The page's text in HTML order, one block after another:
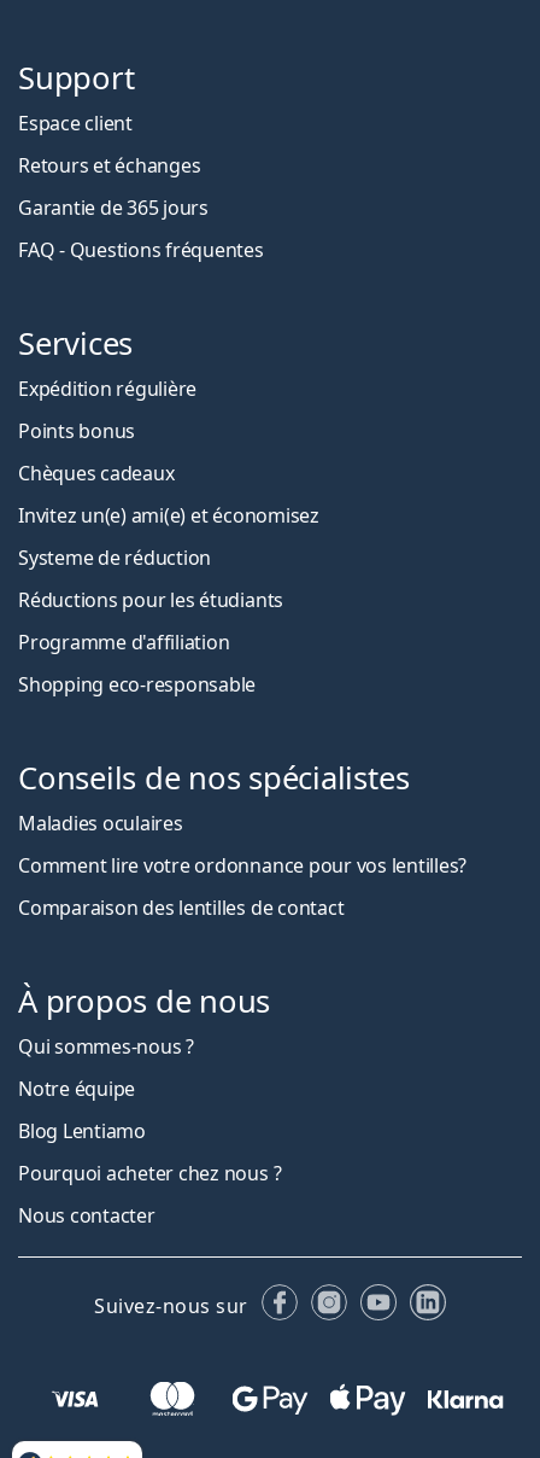
Support
Espace client
Retours et échanges
Garantie de 365 jours
FAQ - Questions fréquentes
Services
Expédition régulière
Points bonus
Chèques cadeaux
Invitez un(e) ami(e) et économisez
Systeme de réduction
Réductions pour les étudiants
Programme d'affiliation
Shopping eco-responsable
Conseils de nos spécialistes
Maladies oculaires
Comment lire votre ordonnance pour vos lentilles?
Comparaison des lentilles de contact
À propos de nous
Qui sommes-nous ?
Notre équipe
Blog Lentiamo
Pourquoi acheter chez nous ?
Nous contacter
Suivez-nous sur FacebookInstagram
YouTubeLinkedIn